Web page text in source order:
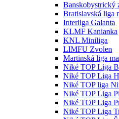
Banskobystrický
Bratislavská liga
Interliga Galanta
KLMF Kanianka
KNL Miniliga
LIMFU Zvolen
Martinská liga
Niké TOP Liga
Niké TOP Liga
Niké TOP liga
Niké TOP Liga
Niké TOP Liga
Niké TOP Liga